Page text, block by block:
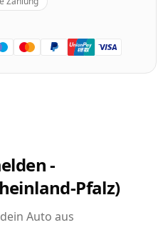
-
Pfalz)
Auto aus